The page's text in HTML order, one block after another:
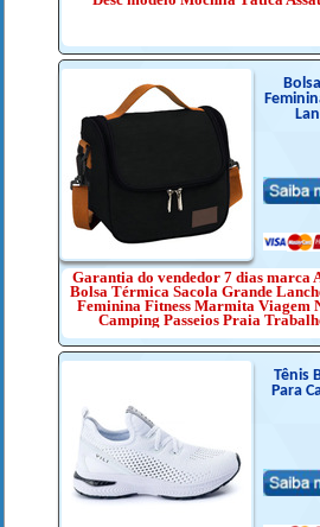
Garantia do vendedor 7 dias marca
Bolsa Térmica Sacola Grande
Feminina Fitness Marmita Viagem
Camping Passeios Praia
Tênis
Para